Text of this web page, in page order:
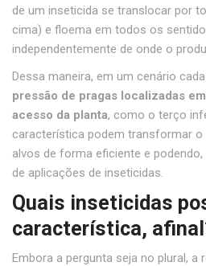
de um inseticida se translocar por
cima) e floema em todos os
independentemente de onde o
Dessa maneira, em um cenário
pressão de pragas localizadas
acesso da planta, como o terço
característica podem transformar
alvos de forma eficiente e
de aplicações de inseticidas.
Quais inseticidas
característica,
Embora a pergunta seja no plural, a